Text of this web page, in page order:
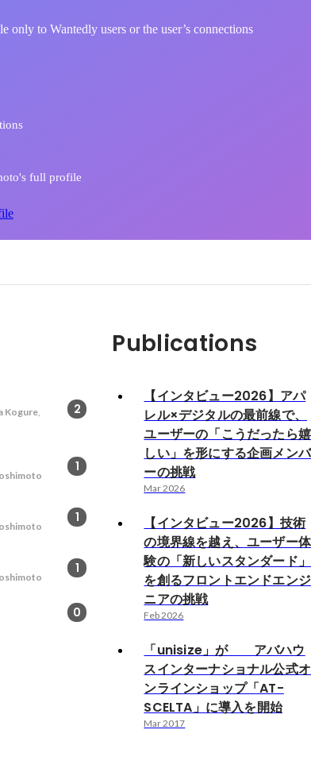
only to Wantedly users or the user’s connections
full profile
2
Kogure,
1
1
1
0
Publications
【インタビュー2026】アパ
レル×デジタルの最前線で、
ユーザーの「こうだったら嬉
しい」を形にする企画メンバ
ーの挑戦
Mar 2026
【インタビュー2026】技術
の境界線を越え、ユーザー体
験の「新しいスタンダード」
を創るフロントエンドエンジ
ニアの挑戦
Feb 2026
「unisize」が アバハウ
スインターナショナル公式オ
ンラインショップ「AT-
SCELTA」に導入を開始
Mar 2017